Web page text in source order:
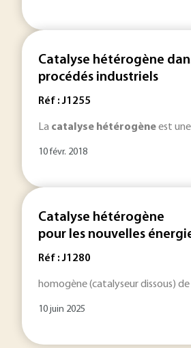
Catalyse hétérogène
procédés industriels
Réf : J1255
La catalyse hétérogèneest
10 févr. 2018
Catalyse hétérogène
pour les nouvelles
Réf : J1280
homogène (catalyseur dissous) de
10 juin 2025